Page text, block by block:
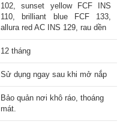
102, sunset yellow FCF INS
110, brilliant blue FCF 133,
allura red AC INS 129, rau dền
12 tháng
Sử dụng ngay sau khi mở nắp
Bảo quản nơi khô ráo, thoáng
mát.